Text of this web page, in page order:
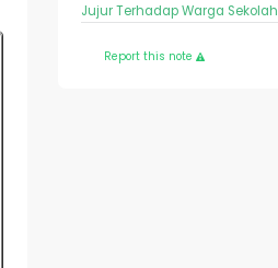
Jujur Terhadap Warga Sekolah
Report this note